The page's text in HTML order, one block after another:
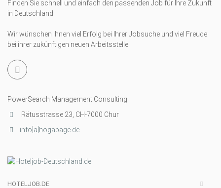
Finden Sie schnell und einfach den passenden Job für Ihre Zukunft
in Deutschland.
Wir wünschen ihnen viel Erfolg bei Ihrer Jobsuche und viel Freude
bei ihrer zukünftigen neuen Arbeitsstelle.
PowerSearch Management Consulting
Rätusstrasse 23, CH-7000 Chur
info[a]hogapage.de
HOTELJOB.DE